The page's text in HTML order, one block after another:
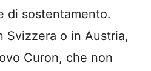
di sostentamento.
Svizzera o in Austria,
Curon, che non